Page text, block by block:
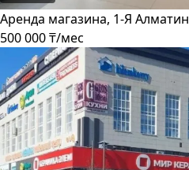
Аренда магазина, 1-Я
500 000 ₸/мес